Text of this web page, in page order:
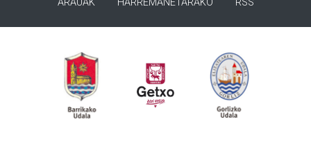
ARAUAK HARREMANETARAKO RSS